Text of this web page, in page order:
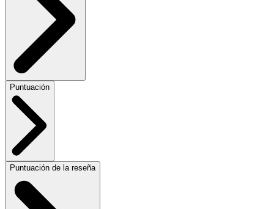
Puntuación
Puntuación de la reseña